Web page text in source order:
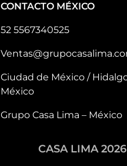
CONTACTO MÉXICO
52 5567340525
Ciudad de México /
México
Grupo Casa Lima – México
CASA LIMA 2026